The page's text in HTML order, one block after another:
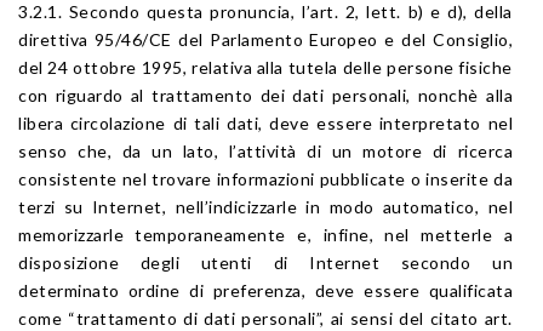
3.2.1. Secondo questa pronuncia, l’art. 2, lett. b) e d), della
direttiva 95/46/CE del Parlamento Europeo e del Consiglio,
del 24 ottobre 1995, relativa alla tutela delle persone fisiche
con riguardo al trattamento dei dati personali, nonchè alla
libera circolazione di tali dati, deve essere interpretato nel
senso che, da un lato, l’attività di un motore di ricerca
consistente nel trovare informazioni pubblicate o inserite da
terzi su Internet, nell’indicizzarle in modo automatico, nel
memorizzarle temporaneamente e, infine, nel metterle a
disposizione degli utenti di Internet secondo un
determinato ordine di preferenza, deve essere qualificata
come “trattamento di dati personali”, ai sensi del citato art.